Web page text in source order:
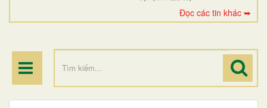
Đọc các tin khác ➥
ĐIỂM HÀNH HƯƠNG